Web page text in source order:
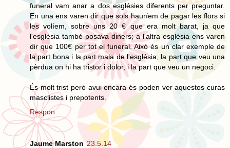
funeral vam anar a dos esglésies diferents per preguntar.
En una ens varen dir que sols hauríem de pagar les flors si
les volíem, sobre uns 20 € que era molt barat, ja que
l'església també posava diners; a l'altra església ens varen
dir que 100€ per tot el funeral. Això és un clar exemple de
la part bona i la part mala de l'església, la part que veu una
pèrdua on hi ha tristor i dolor, i la part que veu un negoci.
És molt trist però avui encara és poden ver aquestos curas
masclistes i prepotents.
Respon
Jaume Marston 23.5.14